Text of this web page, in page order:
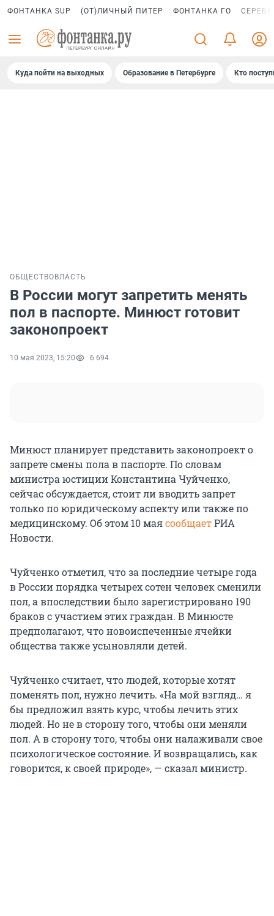
ФОНТАНКА SUP (ОТ)ЛИЧНЫЙ ПИТЕР ФОНТАНКА ГО
Куда пойти на выходных Образование в Петербурге Кто
ОБЩЕСТВО ВЛАСТЬ
В России могут запретить менять
пол в паспорте. Минюст готовит
законопроект
10 мая 2023, 15:20 6 694
Минюст планирует представить законопроект о
запрете смены пола в паспорте. По словам
министра юстиции Константина Чуйченко,
сейчас обсуждается, стоит ли вводить запрет
только по юридическому аспекту или также по
медицинскому. Об этом 10 маясообщаетРИА
Новости.
Чуйченко отметил, что за последние четыре года
в России порядка четырех сотен человек сменили
пол, а впоследствии было зарегистрировано 190
браков с участием этих граждан. В Минюсте
предполагают, что новоиспеченные ячейки
общества также усыновляли детей.
Чуйченко считает, что людей, которые хотят
поменять пол, нужно лечить. «На мой взгляд… я
бы предложил взять курс, чтобы лечить этих
людей. Но не в сторону того, чтобы они меняли
пол. А в сторону того, чтобы они налаживали свое
психологическое состояние. И возвращались, как
говорится, к своей природе», — сказал министр.